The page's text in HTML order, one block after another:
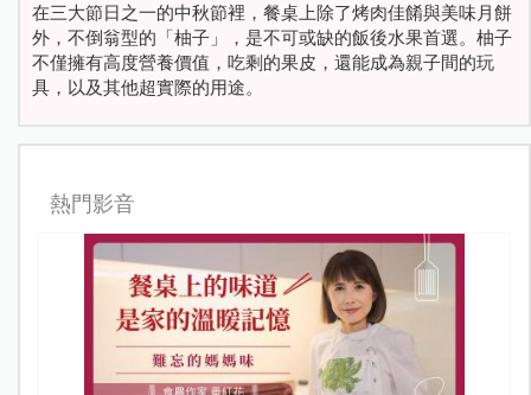
在三大節日之一的中秋節裡，餐桌上除了烤肉佳餚與美味月餅
外，不倒翁型的「柚子」，是不可或缺的飯後水果首選。柚子
不僅擁有高度營養價值，吃剩的果皮，還能成為親子間的玩
具，以及其他超實際的用途。
熱門影音